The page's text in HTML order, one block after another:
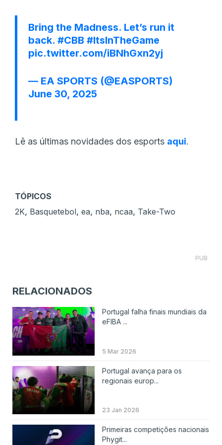
Bring the Madness. Let’s run it
back. #CBB #ItsInTheGame
pic.twitter.com/iBNhGxn2yj
— EA SPORTS (@EASPORTS)
June 30, 2025
Lê as últimas novidades dos esports aqui.
TÓPICOS
2K, Basquetebol, ea, nba, ncaa, Take-Two
PUB
RELACIONADOS
Portugal falha finais mundiais da
eFIBA ...
5 Mar 2026
Portugal avança para os
regionais europ...
23 Jan 2026
Primeiras competições nacionais
Phygit...